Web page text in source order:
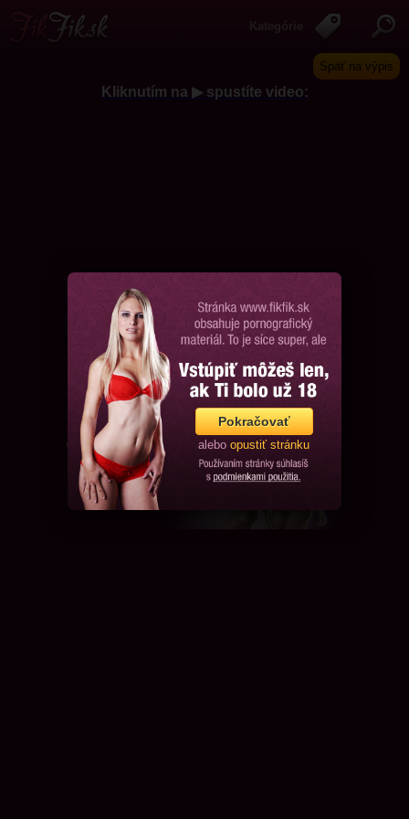
Späť na výpis
Kliknutím na ▶ spustíte video:
Chcem ďalšie videá, prosím
Pokračovať
alebo opustiť stránku